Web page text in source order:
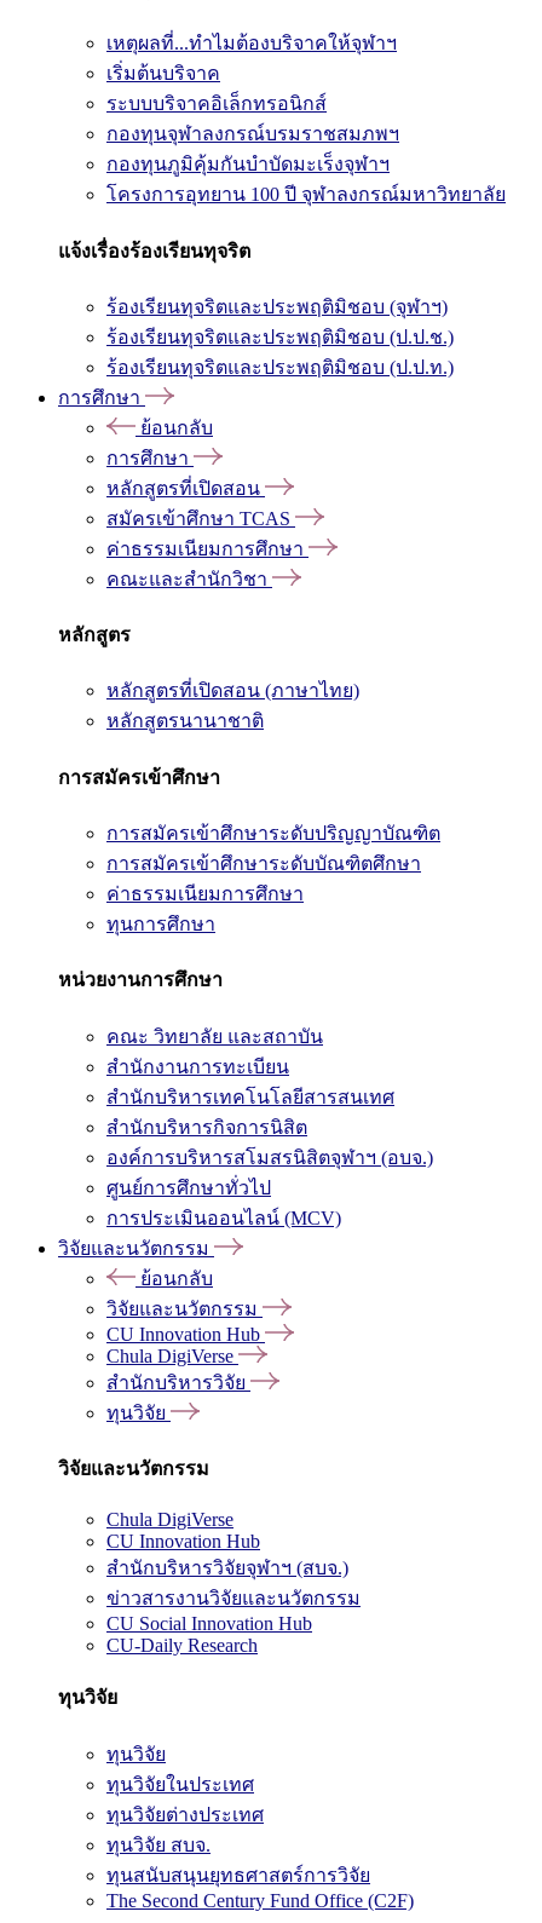
เหตุผลที่...ทำไมต้องบริจาคให้จุฬาฯ
เริ่มต้นบริจาค
ระบบบริจาคอิเล็กทรอนิกส์
กองทุนจุฬาลงกรณ์บรมราชสมภพฯ
กองทุนภูมิคุ้มกันบำบัดมะเร็งจุฬาฯ
โครงการอุทยาน 100 ปี จุฬาลงกรณ์มหาวิทยาลัย
แจ้งเรื่องร้องเรียนทุจริต
ร้องเรียนทุจริตและประพฤติมิชอบ (จุฬาฯ)
ร้องเรียนทุจริตและประพฤติมิชอบ (ป.ป.ช.)
ร้องเรียนทุจริตและประพฤติมิชอบ (ป.ป.ท.)
การศึกษา
ย้อนกลับ
การศึกษา
หลักสูตรที่เปิดสอน
สมัครเข้าศึกษา TCAS
ค่าธรรมเนียมการศึกษา
คณะและสำนักวิชา
หลักสูตร
หลักสูตรที่เปิดสอน (ภาษาไทย)
หลักสูตรนานาชาติ
การสมัครเข้าศึกษา
การสมัครเข้าศึกษาระดับปริญญาบัณฑิต
การสมัครเข้าศึกษาระดับบัณฑิตศึกษา
ค่าธรรมเนียมการศึกษา
ทุนการศึกษา
หน่วยงานการศึกษา
คณะ วิทยาลัย และสถาบัน
สำนักงานการทะเบียน
สำนักบริหารเทคโนโลยีสารสนเทศ
สำนักบริหารกิจการนิสิต
องค์การบริหารสโมสรนิสิตจุฬาฯ (อบจ.)
ศูนย์การศึกษาทั่วไป
การประเมินออนไลน์ (MCV)
วิจัยและนวัตกรรม
ย้อนกลับ
วิจัยและนวัตกรรม
CU Innovation Hub
Chula DigiVerse
สำนักบริหารวิจัย
ทุนวิจัย
วิจัยและนวัตกรรม
Chula DigiVerse
CU Innovation Hub
สำนักบริหารวิจัยจุฬาฯ (สบจ.)
ข่าวสารงานวิจัยและนวัตกรรม
CU Social Innovation Hub
CU-Daily Research
ทุนวิจัย
ทุนวิจัย
ทุนวิจัยในประเทศ
ทุนวิจัยต่างประเทศ
ทุนวิจัย สบจ.
ทุนสนับสนุนยุทธศาสตร์การวิจัย
The Second Century Fund Office (C2F)